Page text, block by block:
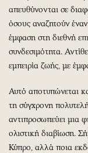
απευθύνονται σε
όσους αναζητούν
έμφαση στη διεθνή
συνδεσιμότητα.
εμπειρία ζωής, με
Αυτό αποτυπώνεται
τη σύγχρονη
αντιπροσωπεύει μια
ολιστική διαβίωση.
Κύπρο, αλλά ποια